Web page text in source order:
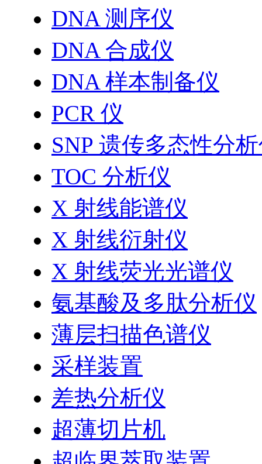
DNA 测序仪
DNA 合成仪
DNA 样本制备仪
PCR 仪
SNP 遗传多态性分
TOC 分析仪
X 射线能谱仪
X 射线衍射仪
X 射线荧光光谱仪
氨基酸及多肽分析仪
薄层扫描色谱仪
采样装置
差热分析仪
超薄切片机